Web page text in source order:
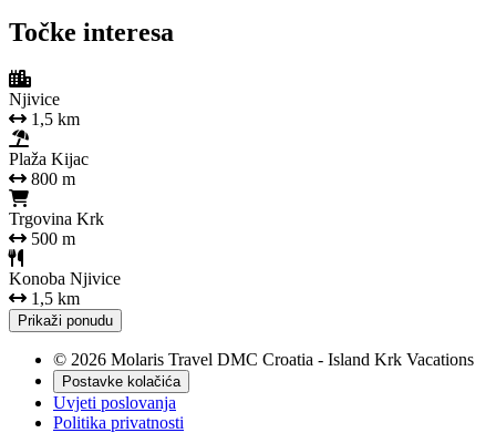
Točke interesa
Njivice
1,5 km
Plaža Kijac
800 m
Trgovina Krk
500 m
Konoba Njivice
1,5 km
Prikaži ponudu
© 2026 Molaris Travel DMC Croatia - Island Krk Vacations
Postavke kolačića
Uvjeti poslovanja
Politika privatnosti